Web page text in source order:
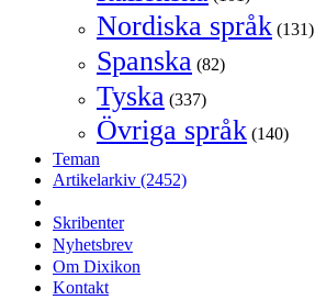
Nordiska språk (131)
Spanska (82)
Tyska (337)
Övriga språk (140)
Teman
Artikelarkiv (2452)
Skribenter
Nyhetsbrev
Om Dixikon
Kontakt